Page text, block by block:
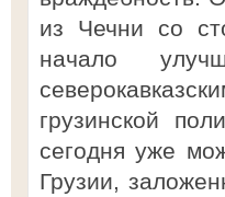
из Чечни со
начало
грузинской
сегодня уже
Грузии,